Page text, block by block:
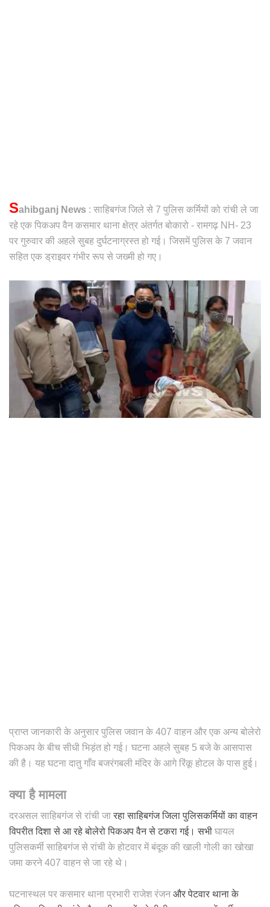
Sahibganj News : साहिबगंज जिले से 7 पुलिस कर्मियों को रांची ले जा
रहे एक पिकअप वैन कसमार थाना क्षेत्र अंतर्गत बोकारो - रामगढ़ NH- 23
पर गुरुवार की अहले सुबह दुर्घटनाग्रस्त हो गई। जिसमें पुलिस के 7 जवान
सहित एक ड्राइवर गंभीर रूप से जख्मी हो गए।
प्राप्त जानकारी के अनुसार पुलिस जवान के 407 वाहन और एक अन्य बोलेरो
पिकअप के बीच सीधी भिड़ंत हो गई। घटना अहले सुबह 5 बजे के आसपास
की है। यह घटना दातु गाँव बजरंगबली मंदिर के आगे रिंकू होटल के पास हुई।
क्या है मामला
दरअसल साहिबगंज से रांची जारहा साहिबगंज जिला पुलिसकर्मियों का वाहन
विपरीत दिशा से आ रहे बोलेरो पिकअप वैन से टकरा गई। सभी घायल
पुलिसकर्मी साहिबगंज से रांची के होटवार में बंदूक की खाली गोली का खोखा
जमा करने 407 वाहन से जा रहे थे।
घटनास्थल पर कसमार थाना प्रभारी राजेश रंजन और पेटवार थाना के